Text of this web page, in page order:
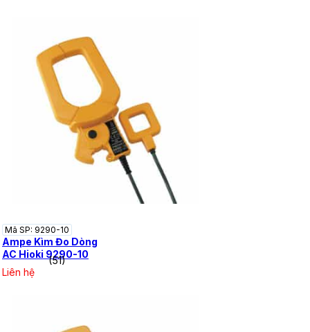
Mã SP: 9290-10
Ampe Kìm Đo Dòng
AC Hioki 9290-10
(51)
Liên hệ